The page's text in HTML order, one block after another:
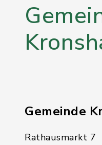
Gemeinde
Rathausmarkt 7